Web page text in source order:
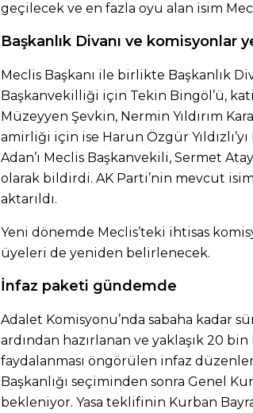
geçilecek ve en fazla oyu alan isim
Başkanlık Divanı ve komisyonlar
Meclis Başkanı ile birlikte Başkanlık
Başkanvekilliği için Tekin Bingöl’ü,
Müzeyyen Şevkin, Nermin Yıldırım
amirliği için ise Harun Özgür
Adan’ı Meclis Başkanvekili, Sermet
olarak bildirdi. AK Parti’nin mevcut
aktarıldı.
Yeni dönemde Meclis’teki ihtisas
üyeleri de yeniden belirlenecek.
İnfaz paketi gündemde
Adalet Komisyonu’nda sabaha kadar
ardından hazırlanan ve yaklaşık 20
faydalanması öngörülen infaz
Başkanlığı seçiminden sonra Genel
bekleniyor. Yasa teklifinin Kurban